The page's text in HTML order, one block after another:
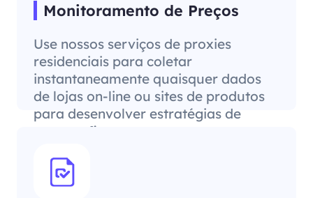
Monitoramento de Preços
Use nossos serviços de proxies
residenciais para coletar
instantaneamente quaisquer dados
de lojas on-line ou sites de produtos
para desenvolver estratégias de
preços eficazes.